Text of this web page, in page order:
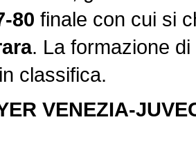
80 finale con cui si
. La formazione di
classifica.
VENEZIA-